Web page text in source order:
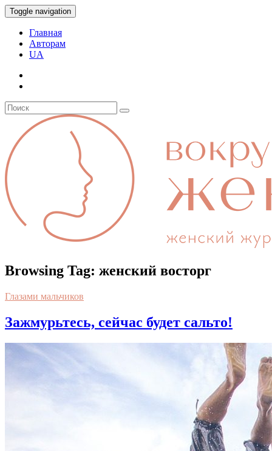
Toggle navigation
Главная
Авторам
UA
Browsing Tag: женский восторг
Глазами мальчиков
Зажмурьтесь, сейчас будет сальто!